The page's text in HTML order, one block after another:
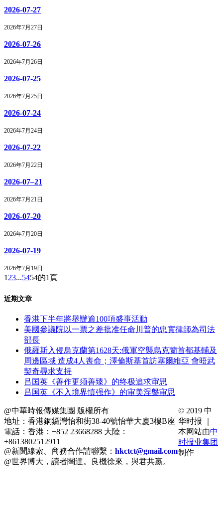
2026-07-27
2026年7月27日
2026-07-26
2026年7月26日
2026-07-25
2026年7月25日
2026-07-24
2026年7月24日
2026-07-22
2026年7月22日
2026-07–21
2026年7月21日
2026-07-20
2026年7月20日
2026-07-19
2026年7月19日
1 23...5454的1頁
近期文章
香港下半年將舉辦逾100項盛事活動
美國參議院以一票之差批准任命川普的忠實律師為司法
部長
俄羅斯入侵烏克蘭第1628天:俄軍空襲烏克蘭首都基輔及
周邊區域 造成4人喪命；澤倫斯基首訪塞爾維亞 會晤武
契奇尋求支持
吕国英《善作更须善臻》的终极追求审思
吕国英《不入境界慎强作》的审美涅槃审思
@中華時報傳媒集團 版權所有
地址：香港銅鑼灣怡和街38-40號怡華大廈3樓B座
電話：香港：+852 23668288 大陸：
+8613802512911
@新聞線索、商務合作請聯繫： hkctct@gmail.com
@世界博大，讀者闊達。良機徐來，與君共嬴。
© 2019 中
华时报 ｜
本网站由中
时报业集团
制作